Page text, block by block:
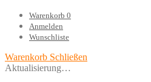
Warenkorb 0
Anmelden
Wunschliste
Warenkorb Schließen
Aktualisierung…